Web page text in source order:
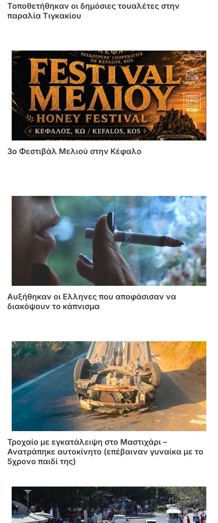
Τοποθετήθηκαν οι δημόσιες τουαλέτες στην
παραλία Τιγκακίου
3o Φεστιβάλ Μελιού στην Κέφαλο
Αυξήθηκαν οι Ελληνες που αποφάσισαν να
διακόψουν το κάπνισμα
Τροχαίο με εγκατάλειψη στο Μαστιχάρι –
Ανατράπηκε αυτοκίνητο (επέβαιναν γυναίκα με το
5χρονο παιδί της)